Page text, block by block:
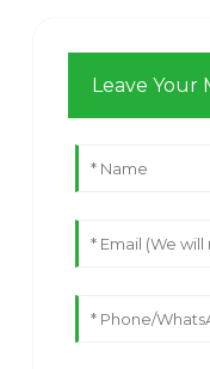
Leave Your